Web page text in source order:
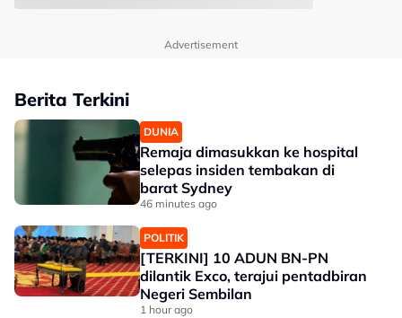
Advertisement
Berita Terkini
DUNIA
Remaja dimasukkan ke hospital
selepas insiden tembakan di
barat Sydney
46 minutes ago
POLITIK
[TERKINI] 10 ADUN BN-PN
dilantik Exco, terajui pentadbiran
Negeri Sembilan
1 hour ago